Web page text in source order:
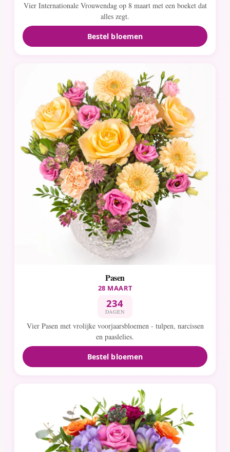
Vier Internationale Vrouwendag op 8 maart met een boeket dat
alles zegt.
Bestel bloemen
Pasen
28 MAART
234
DAGEN
Vier Pasen met vrolijke voorjaarsbloemen - tulpen, narcissen
en paaslelies.
Bestel bloemen